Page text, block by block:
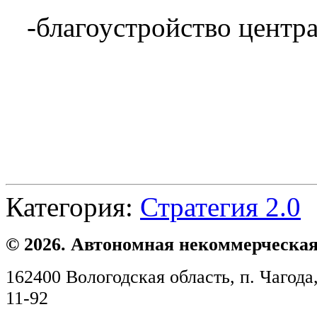
-благоустройство
Категория: Стратегия 2.0
© 2026. Автономная
162400 Вологодская область, п.
11-92